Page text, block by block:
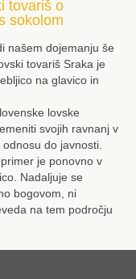
tovariš o
sokolom
našem dojemanju še
tovariš Sraka je
na glavico in
lovske
svojih ravnanj v
do javnosti.
je ponovno v
Nadaljuje se
bogovom, ni
na tem področju